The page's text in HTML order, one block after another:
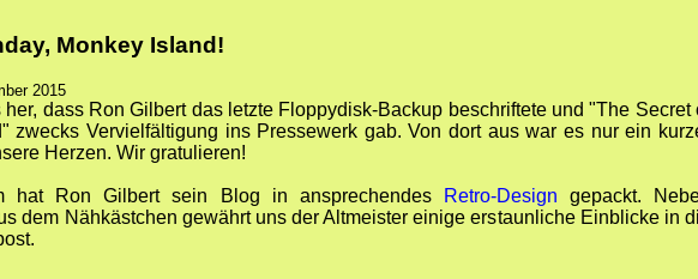
Monkey Island!
2015
her, dass Ron Gilbert das letzte Floppydisk-Backup beschriftete und "The Secret
zwecks Vervielfältigung ins Pressewerk gab. Von dort aus war es nur ein
Herzen. Wir gratulieren!
hat Ron Gilbert sein Blog in ansprechendes Retro-Design gepackt.
dem Nähkästchen gewährt uns der Altmeister einige erstaunliche Einblicke in